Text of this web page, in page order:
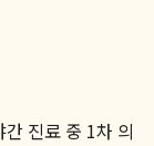
진료 중 1차 의